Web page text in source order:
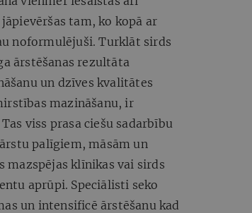
tam, ko kopā ar
noformulējuši. Turklāt sirds
ārstēšanas rezultāta
un dzīves kvalitātes
mazināšanu, ir
viss prasa ciešu sadarbību
palīgiem, māsām un
klīnikas vai sirds
aprūpi. Speciālisti seko
un intensificē ārstēšanu kad